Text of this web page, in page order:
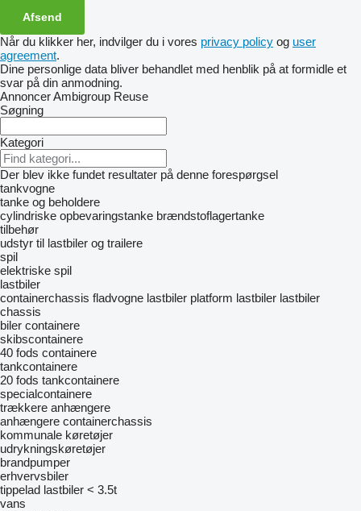
Når du klikker her, indvilger du i vores privacy policy og user
agreement.
Dine personlige data bliver behandlet med henblik på at formidle et
svar på din anmodning.
Annoncer Ambigroup Reuse
Søgning
Kategori
Der blev ikke fundet resultater på denne forespørgsel
tankvogne
tanke og beholdere
cylindriske opbevaringstanke brændstoflagertanke
tilbehør
udstyr til lastbiler og trailere
spil
elektriske spil
lastbiler
containerchassis fladvogne lastbiler platform lastbiler lastbiler
chassis
biler containere
skibscontainere
40 fods containere
tankcontainere
20 fods tankcontainere
specialcontainere
trækkere anhængere
anhængere containerchassis
kommunale køretøjer
udrykningskøretøjer
brandpumper
erhvervsbiler
tippelad lastbiler < 3.5t
vans